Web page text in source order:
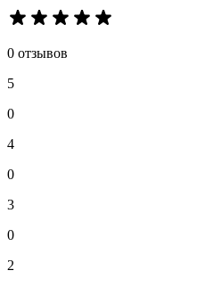
0 отзывов
5
0
4
0
3
0
2